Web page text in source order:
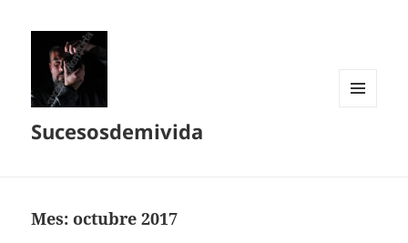
Sucesosdemivida
Mes:octubre 2017